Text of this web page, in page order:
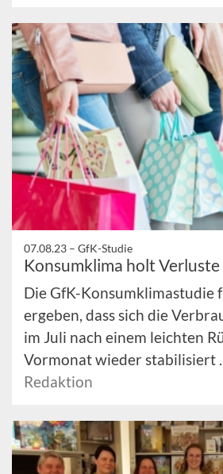
07.08.23 – GfK-Studie
Konsumklima holt
Die GfK-Konsumklimastudie
ergeben, dass sich die
im Juli nach einem leichten
Vormonat wieder stabilisiert
Redaktion